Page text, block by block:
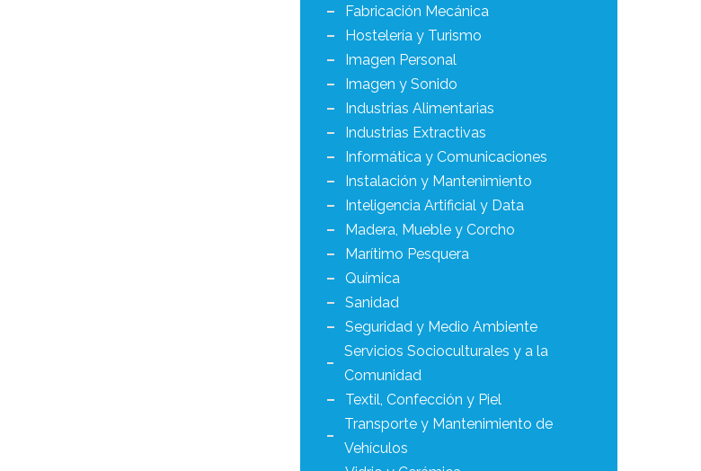
Fabricación Mecánica
Hostelería y Turismo
Imagen Personal
Imagen y Sonido
Industrias Alimentarias
Industrias Extractivas
Informática y Comunicaciones
Instalación y Mantenimiento
Inteligencia Artificial y Data
Madera, Mueble y Corcho
Marítimo Pesquera
Química
Sanidad
Seguridad y Medio Ambiente
Servicios Socioculturales y a la
Comunidad
Textil, Confección y Piel
Transporte y Mantenimiento de
Vehículos